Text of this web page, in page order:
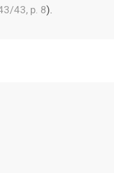
43, p. 8).